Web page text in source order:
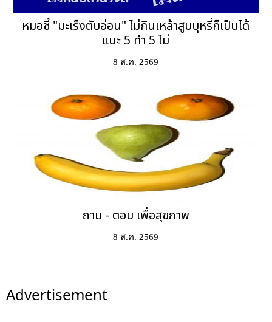
หมอชี้ "มะเร็งตับอ่อน" ไม่กินเหล้าสูบบุหรี่ก็เป็นได้
แนะ 5 ทำ 5 ไม่
8 ส.ค. 2569
ถาม - ตอบ เพื่อสุขภาพ
8 ส.ค. 2569
Advertisement